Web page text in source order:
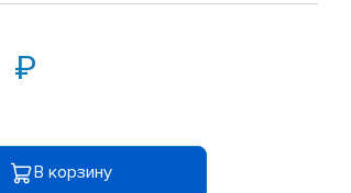
В корзину